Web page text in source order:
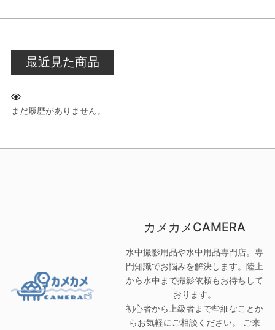
最近見た商品
まだ履歴がありません。
カメカメCAMERA
水中撮影用品や水中用品専門店。専
門知識でお悩みを解決します。陸上
から水中まで撮影依頼もお待ちして
おります。
初心者から上級者まで些細なことか
らお気軽にご相談ください。 ご来